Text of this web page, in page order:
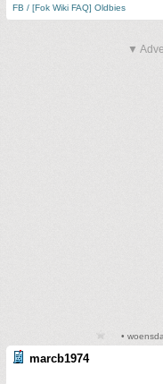
FB / [Fok Wiki FAQ] Oldbies
▼
•
marcb1974